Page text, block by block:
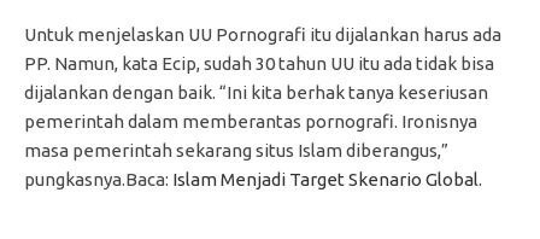
Untuk menjelaskan UU Pornografi itu dijalankan harus ada
PP. Namun, kata Ecip, sudah 30 tahun UU itu ada tidak bisa
dijalankan dengan baik. “Ini kita berhak tanya keseriusan
pemerintah dalam memberantas pornografi. Ironisnya
masa pemerintah sekarang situs Islam diberangus,”
pungkasnya.Baca: Islam Menjadi Target Skenario Global.